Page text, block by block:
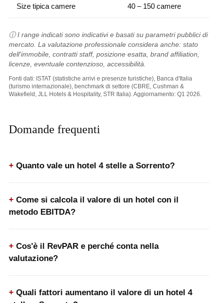
Size tipica camere 40 – 150 camere
ⓘ I range indicati sono indicativi e basati su parametri pubblici di
mercato. La valutazione professionale considera anche: stato
dell'immobile, contratti staff, posizione esatta, brand affiliation,
licenze, eventuale contenzioso, accessibilità.
Fonti dati: ISTAT (statistiche arrivi e presenze turistiche), Banca d'Italia
(turismo internazionale), benchmark di settore (CBRE, Cushman &
Wakefield, JLL Hotels & Hospitality, STR Italia). Aggiornamento: Q1 2026.
Domande frequenti
Quanto vale un hotel 4 stelle a Sorrento?
Come si calcola il valore di un hotel con il
metodo EBITDA?
Cos'è il RevPAR e perché conta nella
valutazione?
Quali fattori aumentano il valore di un hotel 4